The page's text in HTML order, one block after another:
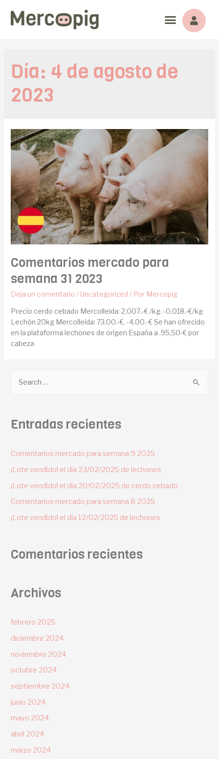
Día: 4 de agosto de
2023
Comentarios mercado para
semana 31 2023
Deja un comentario / Uncategorized / Por Mercopig
Precio cerdo cebado Mercolleida: 2,007.-€ /kg. -0,018.-€/kg
Lechón 20kg Mercolleida: 73,00.-€. -4,00.-€ Se han ofrecido
en la plataforma lechones de origen España a .95,50-€ por
cabeza
Entradas recientes
Comentarios mercado para semana 9 2025
¡Lote vendido! el día 23/02/2025 de lechones
¡Lote vendido! el día 20/02/2025 de cerdo cebado
Comentarios mercado para semana 8 2025
¡Lote vendido! el día 12/02/2025 de lechones
Comentarios recientes
Archivos
febrero 2025
diciembre 2024
noviembre 2024
octubre 2024
septiembre 2024
junio 2024
mayo 2024
abril 2024
marzo 2024